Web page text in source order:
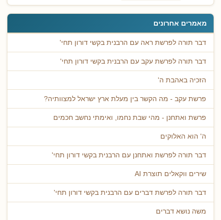
מאמרים אחרונים
דבר תורה לפרשת ראה עם הרבנית בקשי דורון תחי'
דבר תורה לפרשת עקב עם הרבנית בקשי דורון תחי'
הזכיה באהבת ה'
פרשת עקב - מה הקשר בין מעלת ארץ ישראל למצוותיה?
פרשת ואתחנן - מהי שבת נחמו, ואימתי נחשב חכמים
ה' הוא האלוקים
דבר תורה לפרשת ואתחנן עם הרבנית בקשי דורון תחי'
שירים ווקאלים תוצרת AI
דבר תורה לפרשת דברים עם הרבנית בקשי דורון תחי'
משה נושא דברים